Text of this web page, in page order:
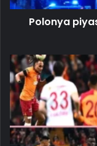
Polonya